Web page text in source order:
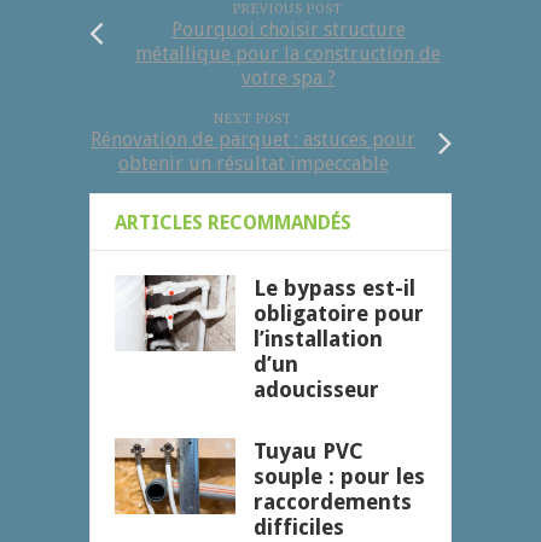
PREVIOUS POST
Pourquoi choisir structure
métallique pour la construction de
votre spa ?
NEXT POST
Rénovation de parquet : astuces pour
obtenir un résultat impeccable
ARTICLES RECOMMANDÉS
Le bypass est-il
obligatoire pour
l’installation
d’un
adoucisseur
Tuyau PVC
souple : pour les
raccordements
difficiles